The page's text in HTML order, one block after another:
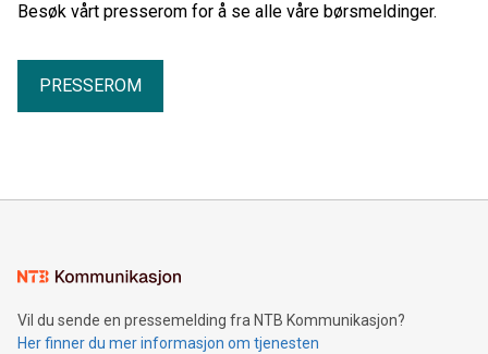
Besøk vårt presserom for å se alle våre børsmeldinger.
PRESSEROM
Vil du sende en pressemelding fra NTB Kommunikasjon?
Her finner du mer informasjon om tjenesten